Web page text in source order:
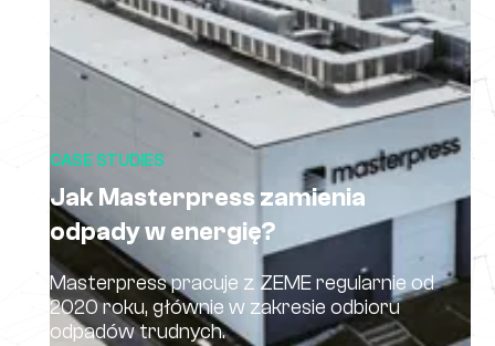
CASE STUDIES
Jak Masterpress zamienia
odpady w energię?
Masterpress pracuje z ZEME regularnie od
2020 roku, głównie w zakresie odbioru
odpadów trudnych.